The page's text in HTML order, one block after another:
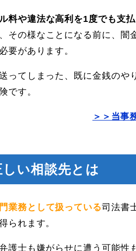
料や違法な高利を1度でも支
、その様なことになる前に、闇
要があります。
ってしまった、既に金銭のや
です。
＞＞当事
い相談先とは
業務として扱っている司法書
られます。
護士も嫌がらせに遭う可能性